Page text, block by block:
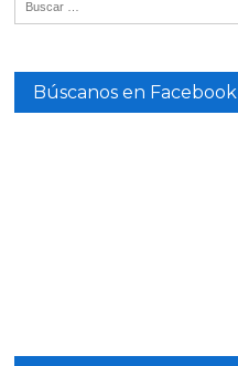
Búscanos en Facebook